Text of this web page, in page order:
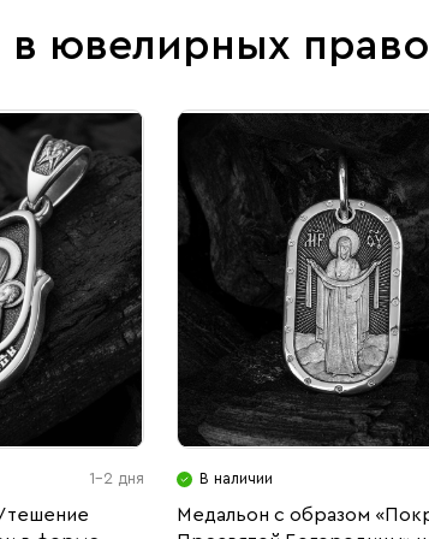
ювелирных
1-2 дня В наличии
Медальон с образом